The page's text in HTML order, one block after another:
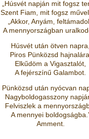
„Húsvét napján mit fogsz
Szent Fiam, mit fogsz
„Akkor, Anyám,
A mennyországban
Húsvét után ötven
Piros Pünközsd
Elkűdöm a Vigasztalót,
A fejérszínű Galambot.
Pünközsd után nyócvan
Nagyboldogasszony
Felviszlek a
A mennyei
Amment.